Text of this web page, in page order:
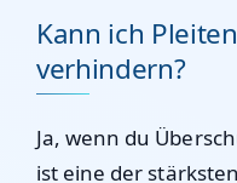
Kann ich
verhindern?
Ja, wenn du
ist eine der